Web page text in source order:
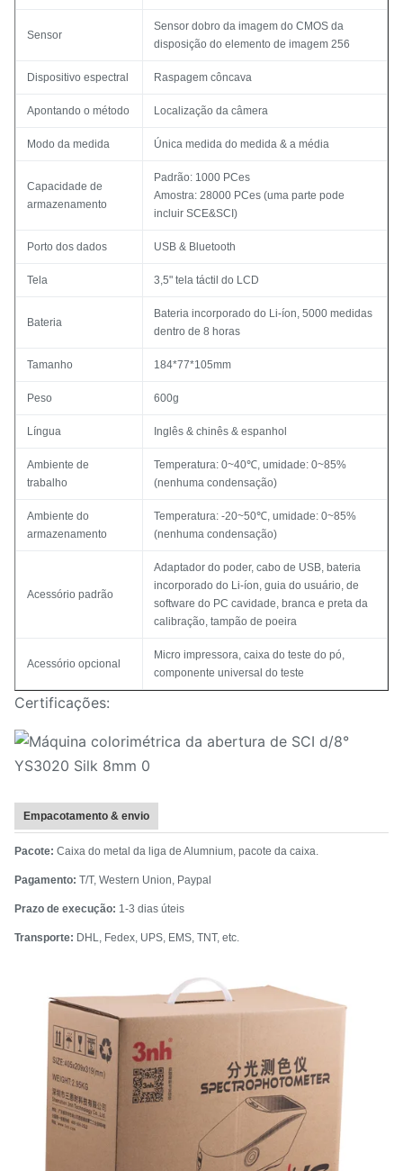
Sensor
Sensor dobro da imagem do CMOS da
disposição do elemento de imagem 256
Dispositivo espectral Raspagem côncava
Apontando o método Localização da câmera
Modo da medida Única medida do medida & a média
Capacidade de
armazenamento
Padrão: 1000 PCes
Amostra: 28000 PCes (uma parte pode
incluir SCE&SCI)
Porto dos dados USB & Bluetooth
Tela 3,5" tela táctil do LCD
Bateria
Bateria incorporado do Li-íon, 5000 medidas
dentro de 8 horas
Tamanho 184*77*105mm
Peso 600g
Língua Inglês & chinês & espanhol
Ambiente de
trabalho
Temperatura: 0~40℃, umidade: 0~85%
(nenhuma condensação)
Ambiente do
armazenamento
Temperatura: -20~50℃, umidade: 0~85%
(nenhuma condensação)
Acessório padrão
Adaptador do poder, cabo de USB, bateria
incorporado do Li-íon, guia do usuário, de
software do PC cavidade, branca e preta da
calibração, tampão de poeira
Acessório opcional
Micro impressora, caixa do teste do pó,
componente universal do teste
Certificações:
Empacotamento & envio
Pacote: Caixa do metal da liga de Alumnium, pacote da caixa.
Pagamento: T/T, Western Union, Paypal
Prazo de execução: 1-3 dias úteis
Transporte: DHL, Fedex, UPS, EMS, TNT, etc.